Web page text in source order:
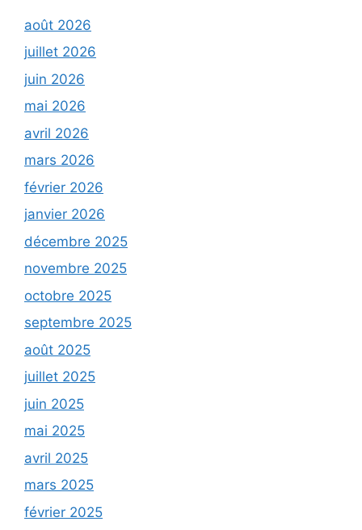
août 2026
juillet 2026
juin 2026
mai 2026
avril 2026
mars 2026
février 2026
janvier 2026
décembre 2025
novembre 2025
octobre 2025
septembre 2025
août 2025
juillet 2025
juin 2025
mai 2025
avril 2025
mars 2025
février 2025